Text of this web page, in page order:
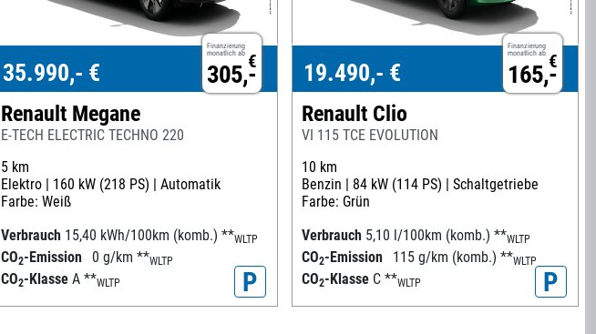
Finanzierung
monatlich ab €
305,-
35.990,- €
Renault Megane
E-TECH ELECTRIC TECHNO 220
5 km
Elektro | 160 kW (218 PS) | Automatik
Farbe: Weiß
Verbrauch 15,40 kWh/100km (komb.) **WLTP
CO2-Emission 0 g/km **WLTP
CO2-Klasse A **WLTP P
Finanzierung
monatlich ab €
165,-
19.490,- €
Renault Clio
VI 115 TCE EVOLUTION
10 km
Benzin | 84 kW (114 PS) | Schaltgetriebe
Farbe: Grün
Verbrauch 5,10 l/100km (komb.) **WLTP
CO2-Emission 115 g/km (komb.) **WLTP
CO2-Klasse C **WLTP P